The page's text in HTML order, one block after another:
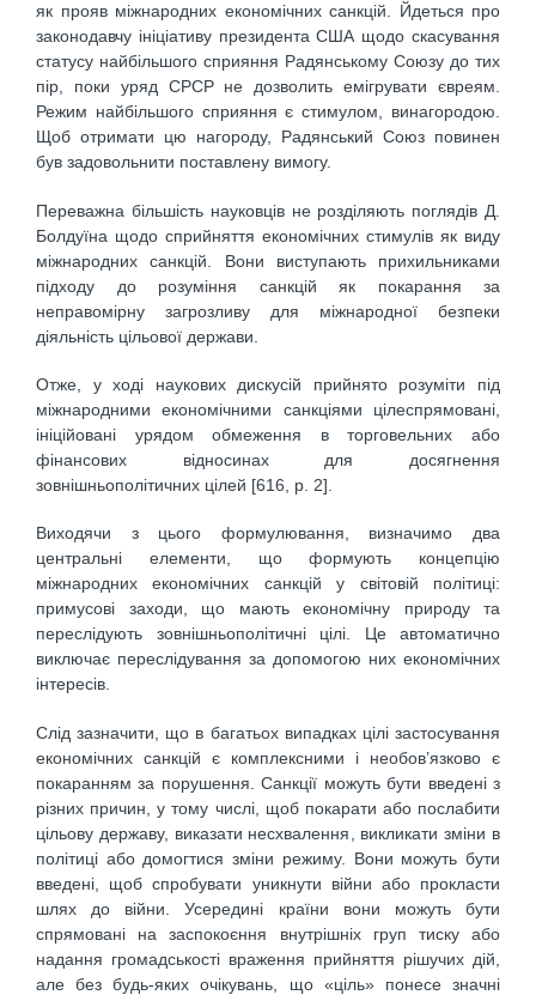
як прояв міжнародних економічних санкцій. Йдеться про
законодавчу ініціативу президента США щодо скасування
статусу найбільшого сприяння Радянському Союзу до тих
пір, поки уряд СРСР не дозволить емігрувати євреям.
Режим найбільшого сприяння є стимулом, винагородою.
Щоб отримати цю нагороду, Радянський Союз повинен
був задовольнити поставлену вимогу.
Переважна більшість науковців не розділяють поглядів Д.
Болдуїна щодо сприйняття економічних стимулів як виду
міжнародних санкцій. Вони виступають прихильниками
підходу до розуміння санкцій як покарання за
неправомірну загрозливу для міжнародної безпеки
діяльність цільової держави.
Отже, у ході наукових дискусій прийнято розуміти під
міжнародними економічними санкціями цілеспрямовані,
ініційовані урядом обмеження в торговельних або
фінансових відносинах для досягнення
зовнішньополітичних цілей [616, р. 2].
Виходячи з цього формулювання, визначимо два
центральні елементи, що формують концепцію
міжнародних економічних санкцій у світовій політиці:
примусові заходи, що мають економічну природу та
переслідують зовнішньополітичні цілі. Це автоматично
виключає переслідування за допомогою них економічних
інтересів.
Слід зазначити, що в багатьох випадках цілі застосування
економічних санкцій є комплексними і необов’язково є
покаранням за порушення. Санкції можуть бути введені з
різних причин, у тому числі, щоб покарати або послабити
цільову державу, виказати несхвалення, викликати зміни в
політиці або домогтися зміни режиму. Вони можуть бути
введені, щоб спробувати уникнути війни або прокласти
шлях до війни. Усередині країни вони можуть бути
спрямовані на заспокоєння внутрішніх груп тиску або
надання громадськості враження прийняття рішучих дій,
але без будь-яких очікувань, що «ціль» понесе значні